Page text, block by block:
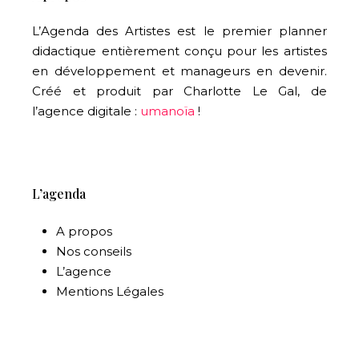
L’Agenda des Artistes est le premier planner
didactique entièrement conçu pour les artistes
en développement et manageurs en devenir.
Créé et produit par Charlotte Le Gal, de
l’agence digitale : umanoïa !
L’agenda
A propos
Nos conseils
L’agence
Mentions Légales